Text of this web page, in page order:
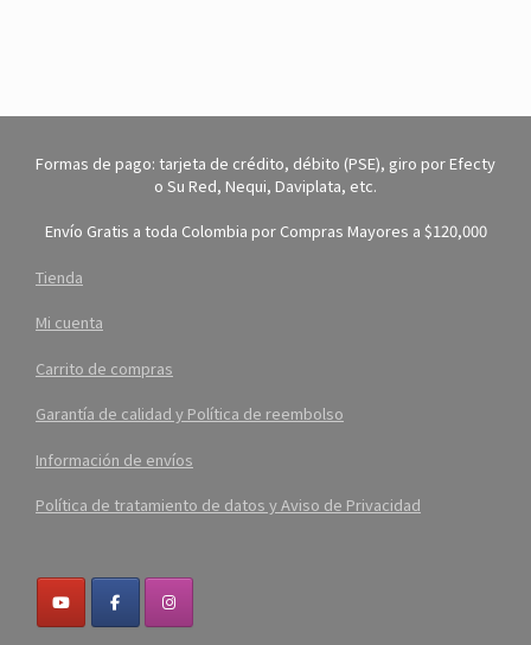
Formas de pago: tarjeta de crédito, débito (PSE), giro por Efecty
o Su Red, Nequi, Daviplata, etc.
Envío Gratis a toda Colombia por Compras Mayores a $120,000
Tienda
Mi cuenta
Carrito de compras
Garantía de calidad y Política de reembolso
Información de envíos
Política de tratamiento de datos y Aviso de Privacidad